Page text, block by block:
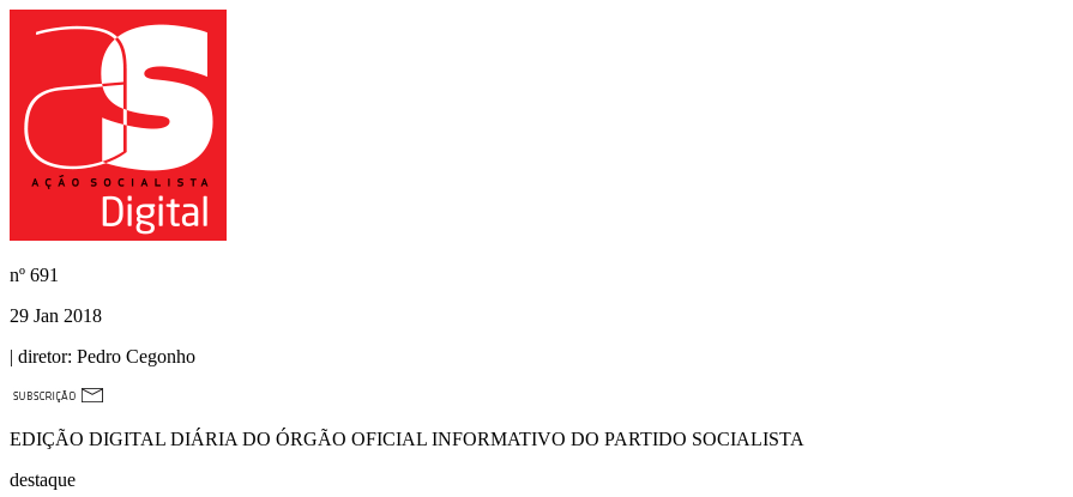
nº 691
29 Jan 2018
| diretor: Pedro Cegonho
EDIÇÃO DIGITAL DIÁRIA DO ÓRGÃO OFICIAL INFORMATIVO DO PARTIDO SOCIALISTA
destaque